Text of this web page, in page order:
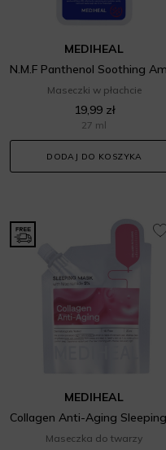
MEDIHEAL
Maseczki w płachcie
19,99 zł
27 ml
DODAJ DO KOSZYKA
MEDIHEAL
Maseczka do twarzy